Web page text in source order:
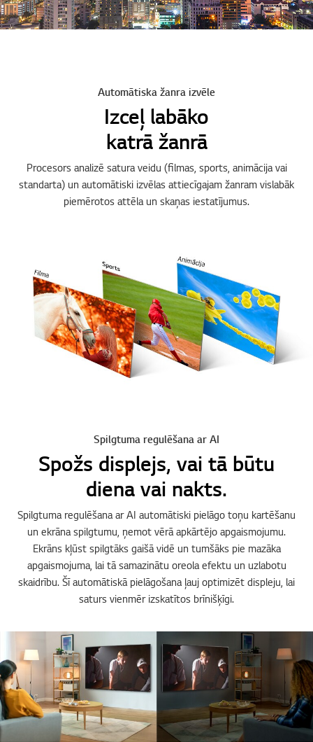
Automātiska žanra izvēle
Izceļ labāko
katrā žanrā
Procesors analizē satura veidu (filmas, sports, animācija vai
standarta) un automātiski izvēlas attiecīgajam žanram vislabāk
piemērotos attēla un skaņas iestatījumus.
Spilgtuma regulēšana ar AI
Spožs displejs, vai tā būtu
diena vai nakts.
Spilgtuma regulēšana ar AI automātiski pielāgo toņu kartēšanu
un ekrāna spilgtumu, ņemot vērā apkārtējo apgaismojumu.
Ekrāns kļūst spilgtāks gaišā vidē un tumšāks pie mazāka
apgaismojuma, lai tā samazinātu oreola efektu un uzlabotu
skaidrību. Šī automātiskā pielāgošana ļauj optimizēt displeju, lai
saturs vienmēr izskatītos brīnišķīgi.